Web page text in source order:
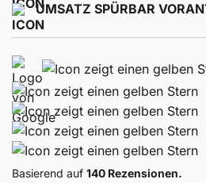
UMSATZ SPÜRBAR
Basierend auf 140 Rezensionen.